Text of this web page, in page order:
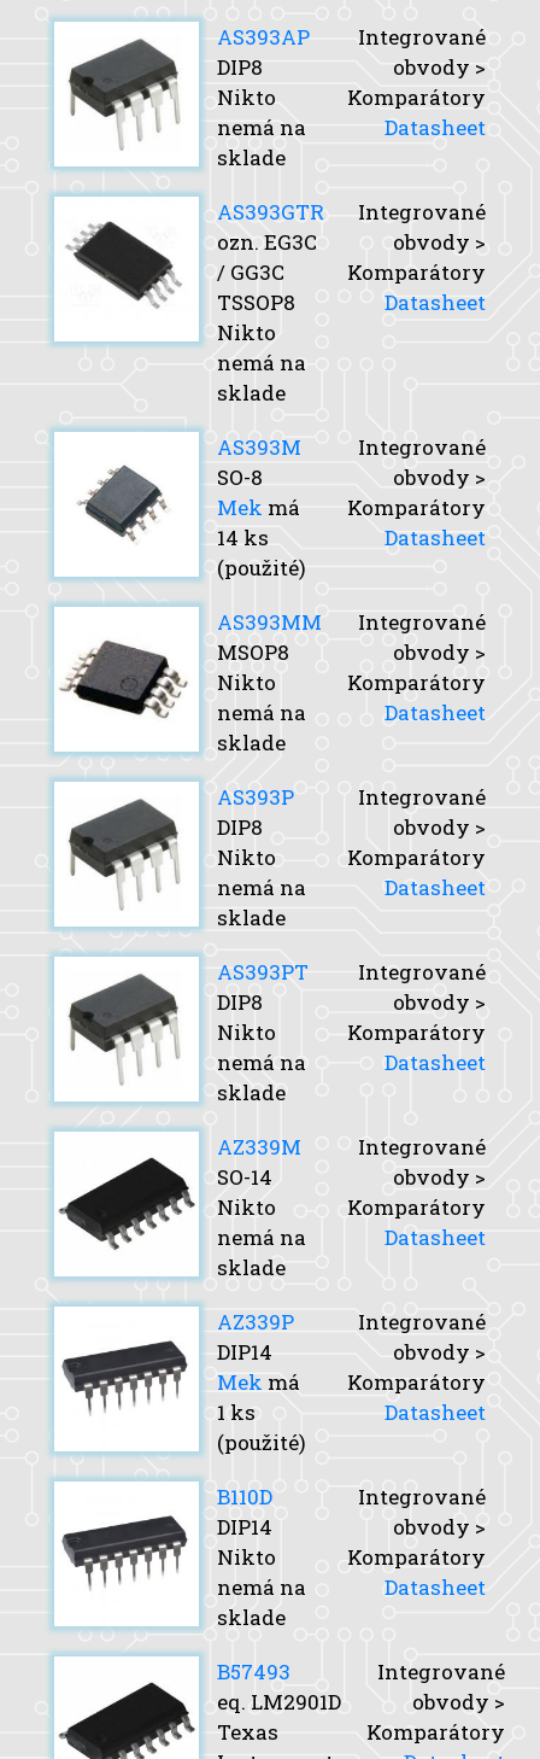
AS393AP
DIP8
Nikto
nemá na
sklade
Integrované
obvody >
Komparátory
Datasheet
AS393GTR
ozn. EG3C
/ GG3C
TSSOP8
Nikto
nemá na
sklade
Integrované
obvody >
Komparátory
Datasheet
AS393M
SO-8
Mek má
14 ks
(použité)
Integrované
obvody >
Komparátory
Datasheet
AS393MM
MSOP8
Nikto
nemá na
sklade
Integrované
obvody >
Komparátory
Datasheet
AS393P
DIP8
Nikto
nemá na
sklade
Integrované
obvody >
Komparátory
Datasheet
AS393PT
DIP8
Nikto
nemá na
sklade
Integrované
obvody >
Komparátory
Datasheet
AZ339M
SO-14
Nikto
nemá na
sklade
Integrované
obvody >
Komparátory
Datasheet
AZ339P
DIP14
Mek má
1 ks
(použité)
Integrované
obvody >
Komparátory
Datasheet
B110D
DIP14
Nikto
nemá na
sklade
Integrované
obvody >
Komparátory
Datasheet
B57493
eq. LM2901D
Texas
Integrované
obvody >
Komparátory